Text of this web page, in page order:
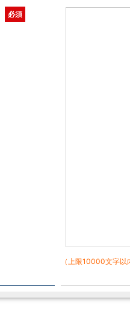
必須
（上限10000文字以